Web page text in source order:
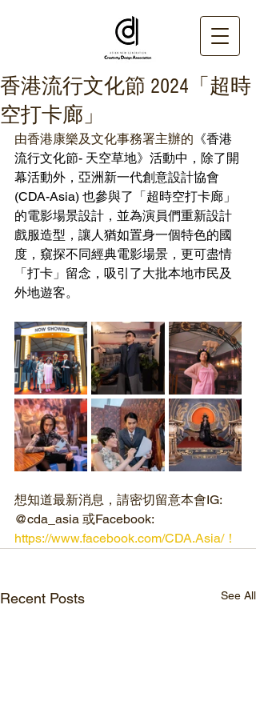
香港流行文化節 2024「超時
空打卡廊」
由香港康樂及文化事務署主辦的 《香港
流行文化節- 天空草地》活動中，除了開
幕活動外，亞洲新一代創意設計協會
(CDA-Asia) 也參與了「超時空打卡廊」
的電影場景設計，並為演員們重新設計
戲服造型，讓人猶如置身一個特色的國
度，窺探不同經典電影場景，更可盡情
「打卡」留念，吸引了大批本地巿民及
外地遊客。
想知道最新消息，請密切留意本會IG:
@cda_asia 或Facebook:
https://www.facebook.com/CDA.Asia/！
Recent Posts See All